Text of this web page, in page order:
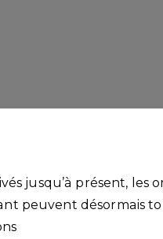
jusqu’à présent,
peuvent désormais